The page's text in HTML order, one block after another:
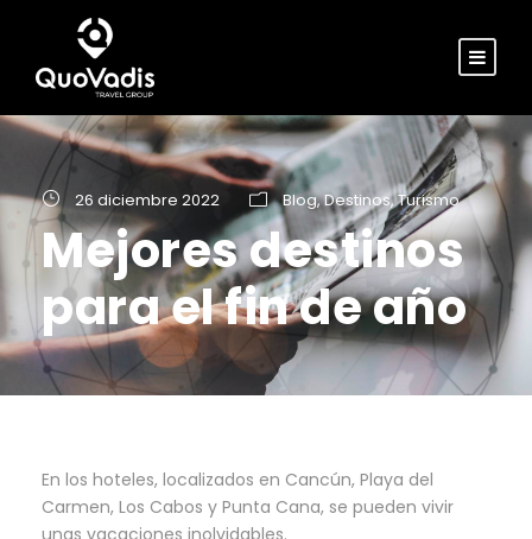
26 diciembre 2022 Blog,Destinos,Turismo
Mejores destinos
para el fin de año
En los hoteles, localizados en Cancún, Playa del
Carmen, Los Cabos y Punta Cana, se pueden vivir